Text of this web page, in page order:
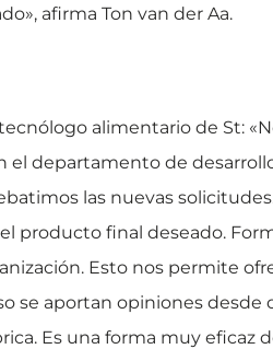
afirma Ton van der Aa.
alimentario de St:
el departamento de
las nuevas
producto final deseado.
Esto nos permite
se aportan opiniones
Es una forma muy eficaz